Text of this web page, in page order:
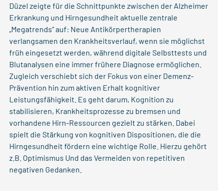
Düzel zeigte für die Schnittpunkte zwischen der Alzheimer
Erkrankung und Hirngesundheit aktuelle zentrale
„Megatrends“ auf: Neue Antikörpertherapien
verlangsamen den Krankheitsverlauf, wenn sie möglichst
früh eingesetzt werden, während digitale Selbsttests und
Blutanalysen eine immer frühere Diagnose ermöglichen.
Zugleich verschiebt sich der Fokus von einer Demenz-
Prävention hin zum aktiven Erhalt kognitiver
Leistungsfähigkeit. Es geht darum, Kognition zu
stabilisieren, Krankheitsprozesse zu bremsen und
vorhandene Hirn-Ressourcen gezielt zu stärken. Dabei
spielt die Stärkung von kognitiven Dispositionen, die die
Hirngesundheit fördern eine wichtige Rolle. Hierzu gehört
z.B. Optimismus Und das Vermeiden von repetitiven
negativen Gedanken.